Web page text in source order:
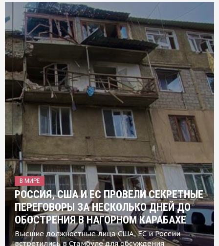
В МИРЕ
РОССИЯ, США И ЕС ПРОВЕЛИ СЕКРЕТНЫЕ
ПЕРЕГОВОРЫ ЗА НЕСКОЛЬКО ДНЕЙ ДО
ОБОСТРЕНИЯ В НАГОРНОМ КАРАБАХЕ
Высшие должностные лица США, ЕС и России
встретились в Стамбуле для обсуждения